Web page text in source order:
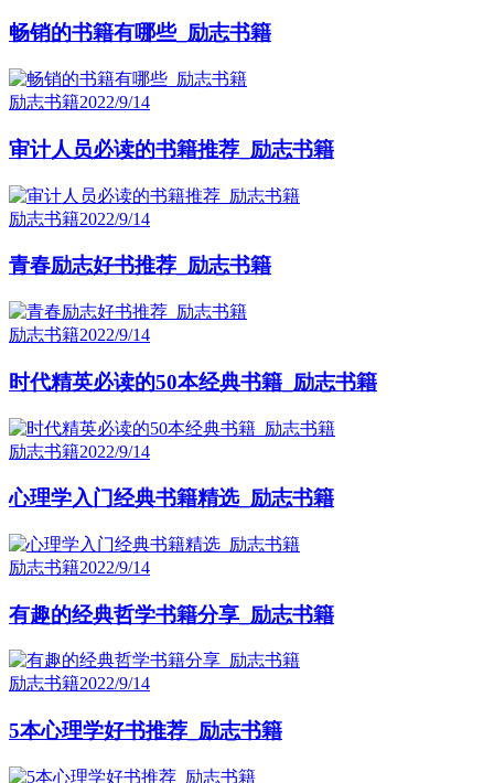
畅销的书籍有哪些_励志书籍
励志书籍2022/9/14
审计人员必读的书籍推荐_励志书籍
励志书籍2022/9/14
青春励志好书推荐_励志书籍
励志书籍2022/9/14
时代精英必读的50本经典书籍_励志书籍
励志书籍2022/9/14
心理学入门经典书籍精选_励志书籍
励志书籍2022/9/14
有趣的经典哲学书籍分享_励志书籍
励志书籍2022/9/14
5本心理学好书推荐_励志书籍